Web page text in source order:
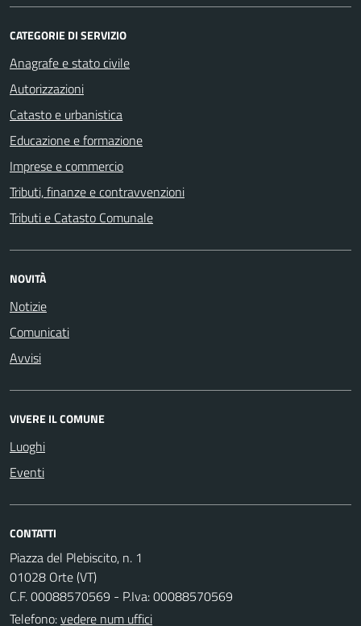
CATEGORIE DI SERVIZIO
Anagrafe e stato civile
Autorizzazioni
Catasto e urbanistica
Educazione e formazione
Imprese e commercio
Tributi, finanze e contravvenzioni
Tributi e Catasto Comunale
NOVITÀ
Notizie
Comunicati
Avvisi
VIVERE IL COMUNE
Luoghi
Eventi
CONTATTI
Piazza del Plebiscito, n. 1
01028 Orte (VT)
C.F. 00088570569 - P.Iva: 00088570569
Telefono:vedere num uffici